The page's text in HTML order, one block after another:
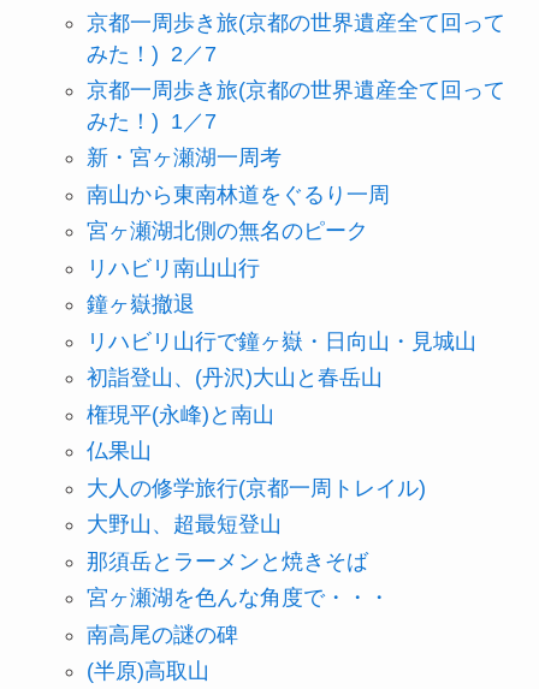
京都一周歩き旅(京都の世界遺産全て回って
みた！) 2／7
京都一周歩き旅(京都の世界遺産全て回って
みた！) 1／7
新・宮ヶ瀬湖一周考
南山から東南林道をぐるり一周
宮ヶ瀬湖北側の無名のピーク
リハビリ南山山行
鐘ヶ嶽撤退
リハビリ山行で鐘ヶ嶽・日向山・見城山
初詣登山、(丹沢)大山と春岳山
権現平(永峰)と南山
仏果山
大人の修学旅行(京都一周トレイル)
大野山、超最短登山
那須岳とラーメンと焼きそば
宮ヶ瀬湖を色んな角度で・・・
南高尾の謎の碑
(半原)高取山